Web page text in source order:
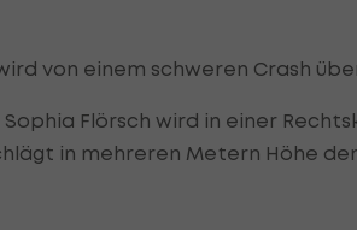
von einem schweren Crash
Flörsch wird in einer
in mehreren Metern Höhe